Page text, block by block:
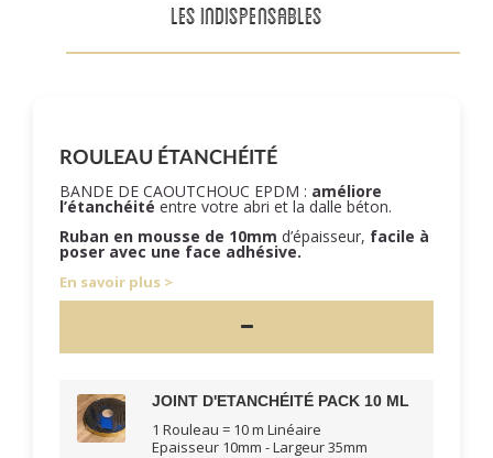
LES INDISPENSABLES
ROULEAU ÉTANCHÉITÉ
BANDE DE CAOUTCHOUC EPDM : améliore
l’étanchéité entre votre abri et la dalle béton.
Ruban en mousse de 10mm d’épaisseur, facile à
poser avec une face adhésive.
En savoir plus
JOINT D'ETANCHÉITÉ PACK 10 ML
1 Rouleau = 10 m Linéaire
Epaisseur 10mm - Largeur 35mm